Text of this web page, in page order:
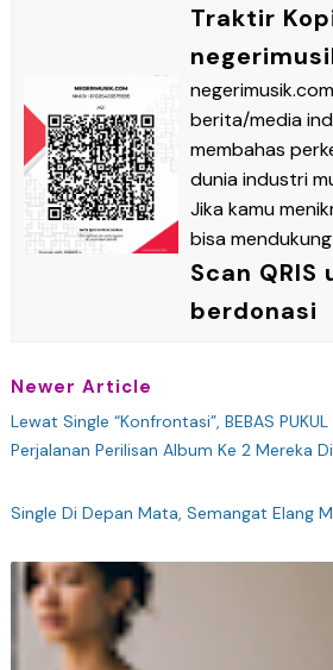
Traktir
berita/media
membahas
dunia industri
Jika kamu
bisa
Scan QRIS
berdonasi
Newer Article
Lewat Single “Konfrontasi”, BEBAS
Perjalanan Perilisan Album Ke 2 Mereka
Single Di Depan Mata, Semangat Elang